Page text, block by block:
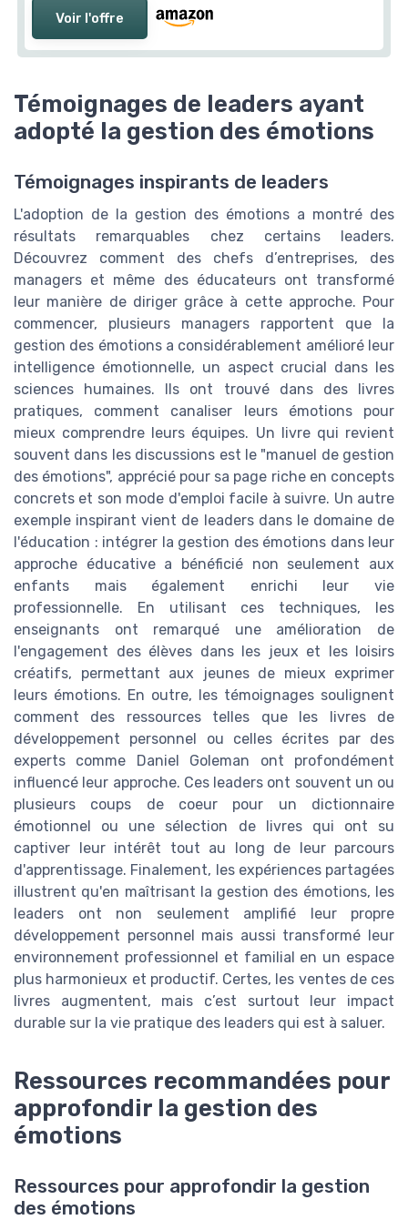
Voir l'offre
Témoignages de leaders ayant
adopté la gestion des émotions
Témoignages inspirants de leaders
L'adoption de la gestion des émotions a montré des
résultats remarquables chez certains leaders.
Découvrez comment des chefs d’entreprises, des
managers et même des éducateurs ont transformé
leur manière de diriger grâce à cette approche. Pour
commencer, plusieurs managers rapportent que la
gestion des émotions a considérablement amélioré leur
intelligence émotionnelle, un aspect crucial dans les
sciences humaines. Ils ont trouvé dans des livres
pratiques, comment canaliser leurs émotions pour
mieux comprendre leurs équipes. Un livre qui revient
souvent dans les discussions est le "manuel de gestion
des émotions", apprécié pour sa page riche en concepts
concrets et son mode d'emploi facile à suivre. Un autre
exemple inspirant vient de leaders dans le domaine de
l'éducation : intégrer la gestion des émotions dans leur
approche éducative a bénéficié non seulement aux
enfants mais également enrichi leur vie
professionnelle. En utilisant ces techniques, les
enseignants ont remarqué une amélioration de
l'engagement des élèves dans les jeux et les loisirs
créatifs, permettant aux jeunes de mieux exprimer
leurs émotions. En outre, les témoignages soulignent
comment des ressources telles que les livres de
développement personnel ou celles écrites par des
experts comme Daniel Goleman ont profondément
influencé leur approche. Ces leaders ont souvent un ou
plusieurs coups de coeur pour un dictionnaire
émotionnel ou une sélection de livres qui ont su
captiver leur intérêt tout au long de leur parcours
d'apprentissage. Finalement, les expériences partagées
illustrent qu'en maîtrisant la gestion des émotions, les
leaders ont non seulement amplifié leur propre
développement personnel mais aussi transformé leur
environnement professionnel et familial en un espace
plus harmonieux et productif. Certes, les ventes de ces
livres augmentent, mais c’est surtout leur impact
durable sur la vie pratique des leaders qui est à saluer.
Ressources recommandées pour
approfondir la gestion des
émotions
Ressources pour approfondir la gestion
des émotions